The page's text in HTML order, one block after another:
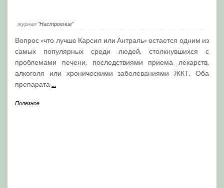
журнал "Настроение"
Вопрос «что лучше Карсил или Антраль» остается одним из
самых популярных среди людей, столкнувшихся с
проблемами печени, последствиями приема лекарств,
алкоголя или хроническими заболеваниями ЖКТ. Оба
препарата ...
Полезное